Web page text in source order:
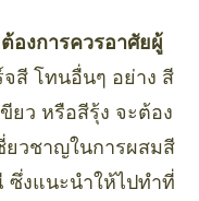
องการควรอาศัยผู้
สี โทนอื่นๆ อย่าง สี
ยว หรือสีรุ้ง จะต้อง
ยวชาญในการผสมสี
ซึ่งแนะนำให้ไปทำที่